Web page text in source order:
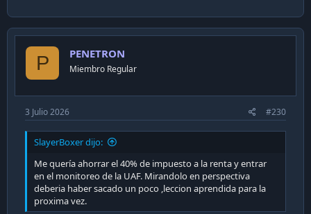
P PENETRON
Miembro Regular
3 Julio 2026 #230
SlayerBoxer dijo:
Me quería ahorrar el 40% de impuesto a la renta y entrar
en el monitoreo de la UAF. Mirandolo en perspectiva
deberia haber sacado un poco ,leccion aprendida para la
proxima vez.